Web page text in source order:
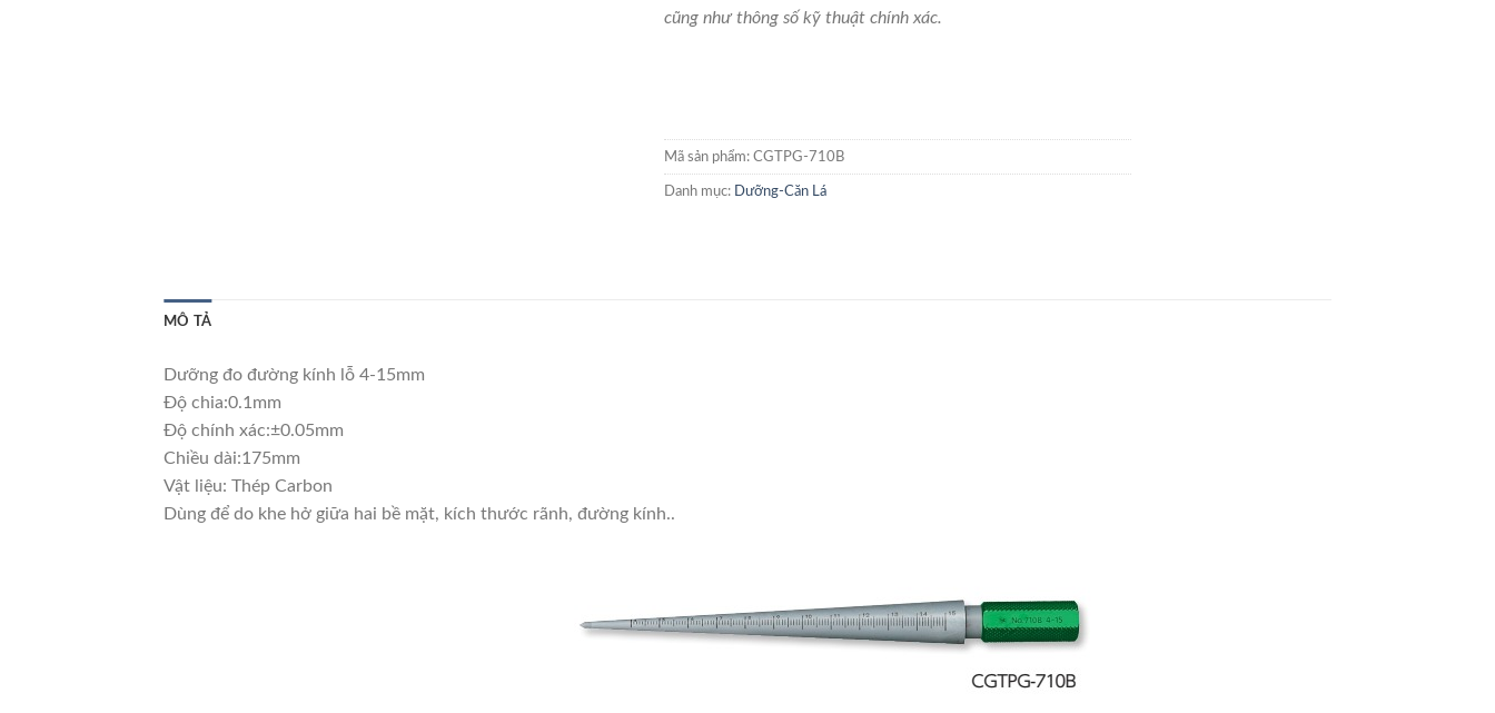
cũng như thông số kỹ thuật chính xác.
Mã sản phẩm: CGTPG-710B
Danh mục: Dưỡng-Căn Lá
MÔ TẢ
Dưỡng đo đường kính lỗ 4-15mm
Độ chia:0.1mm
Độ chính xác:±0.05mm
Chiều dài:175mm
Vật liệu: Thép Carbon
Dùng để do khe hở giữa hai bề mặt, kích thước rãnh, đường kính..